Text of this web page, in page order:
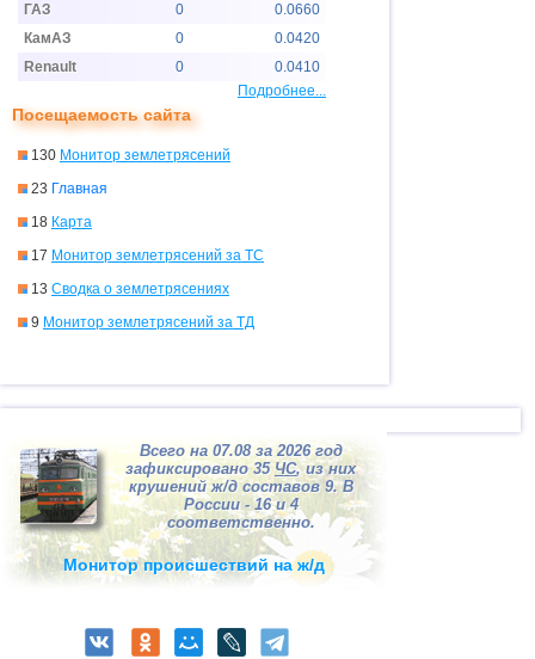
ГАЗ
0
0.0660
КамАЗ
0
0.0420
Renault
0
0.0410
Подробнее...
Посещаемость сайта
130 Монитор землетрясений
23 Главная
18 Карта
17 Монитор землетрясений за ТС
13 Сводка о землетрясениях
9 Монитор землетрясений за ТД
Всего на 07.08 за 2026 год
зафиксировано 35ЧС, из них
крушений ж/д составов 9. В
России - 16 и 4
соответственно.
Монитор происшествий на ж/д